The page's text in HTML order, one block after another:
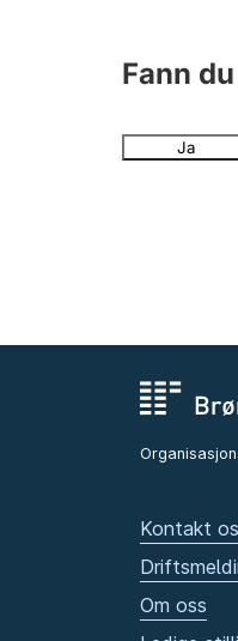
Fann
Ja
Kontakt
Om oss